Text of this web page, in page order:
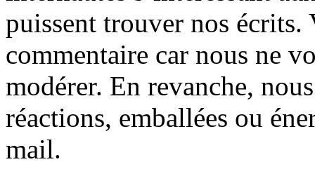
puissent trouver nos écrits.
commentaire car nous ne
modérer. En revanche,
réactions, emballées ou
mail.